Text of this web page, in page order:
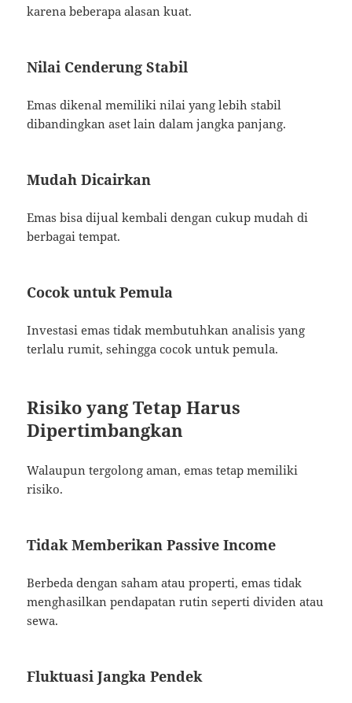
karena beberapa alasan kuat.
Nilai Cenderung Stabil
Emas dikenal memiliki nilai yang lebih stabil
dibandingkan aset lain dalam jangka panjang.
Mudah Dicairkan
Emas bisa dijual kembali dengan cukup mudah di
berbagai tempat.
Cocok untuk Pemula
Investasi emas tidak membutuhkan analisis yang
terlalu rumit, sehingga cocok untuk pemula.
Risiko yang Tetap Harus
Dipertimbangkan
Walaupun tergolong aman, emas tetap memiliki
risiko.
Tidak Memberikan Passive Income
Berbeda dengan saham atau properti, emas tidak
menghasilkan pendapatan rutin seperti dividen atau
sewa.
Fluktuasi Jangka Pendek